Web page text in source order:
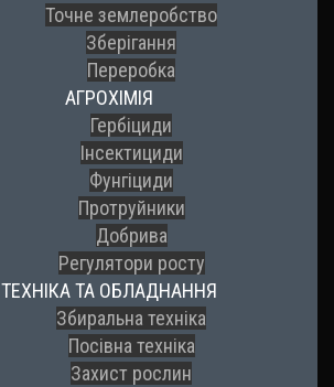
Точне землеробство
Зберігання
Переробка
АГРОХІМІЯ
Гербіциди
Інсектициди
Фунгіциди
Протруйники
Добрива
Регулятори росту
ТЕХНІКА ТА ОБЛАДНАННЯ
Збиральна техніка
Посівна техніка
Захист рослин